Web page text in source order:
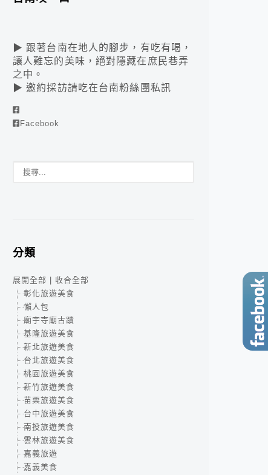
▶ 跟著台南在地人的腳步，有吃有喝，
讓人難忘的美味，絕對隱藏在庶民巷弄
之中。
▶ 邀約採訪請吃在台南粉絲團私訊
Facebook
分類
展開全部
收合全部
彰化旅遊美食
懶人包
廟宇寺廟古蹟
基隆旅遊美食
新北旅遊美食
台北旅遊美食
桃園旅遊美食
新竹旅遊美食
苗栗旅遊美食
台中旅遊美食
南投旅遊美食
雲林旅遊美食
嘉義旅遊
嘉義美食